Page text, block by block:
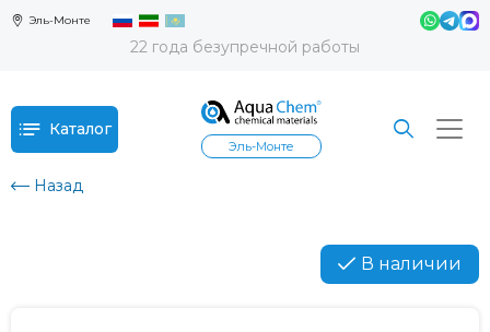
Эль-Монте
22 года безупречной работы
Каталог
Эль-Монте
Назад
В наличии